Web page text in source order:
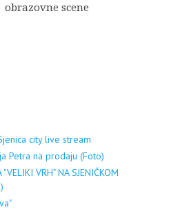
obrazovne scene
city live stream
Petra na prodaju (Foto)
VRH" NA SJENIČKOM